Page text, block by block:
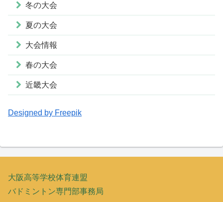
冬の大会
夏の大会
大会情報
春の大会
近畿大会
Designed by Freepik
大阪高等学校体育連盟
バドミントン専門部事務局